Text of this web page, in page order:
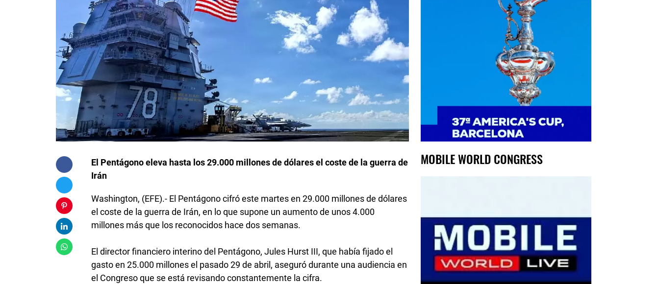
El Pentágono eleva hasta los 29.000 millones de dólares el coste de la guerra de
Irán
Washington, (EFE).- El Pentágono cifró este martes en 29.000 millones de dólares
el coste de la guerra de Irán, en lo que supone un aumento de unos 4.000
millones más que los reconocidos hace dos semanas.
El director financiero interino del Pentágono, Jules Hurst III, que había fijado el
gasto en 25.000 millones el pasado 29 de abril, aseguró durante una audiencia en
el Congreso que se está revisando constantemente la cifra.
MOBILE WORLD CONGRESS